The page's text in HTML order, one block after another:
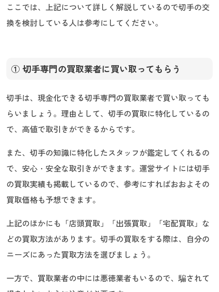
ここでは、上記について詳しく解説しているので切手の交
換を検討している人は参考にしてください。
① 切手専門の買取業者に買い取ってもらう
切手は、現金化できる切手専門の買取業者で買い取っても
らいましょう。理由として、切手の買取に特化しているの
で、高値で取引きができるからです。
また、切手の知識に特化したスタッフが鑑定してくれるの
で、安心・安全な取引きができます。運営サイトには切手
の買取実績も掲載しているので、参考にすればおおよその
買取価格も予想できます。
上記のほかにも「店頭買取」「出張買取」「宅配買取」な
どの買取方法があります。切手の買取をする際は、自分の
ニーズにあった買取方法を選びましょう。
一方で、買取業者の中には悪徳業者もいるので、騙されて